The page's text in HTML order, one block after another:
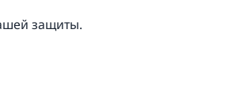
защиты.